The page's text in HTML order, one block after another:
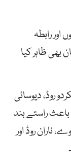
اور رابطہ
بھی ظاہر کیا
روڈ، دیوسائی
باعث راستے بند
ناران روڈ اور